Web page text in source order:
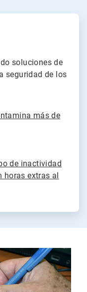
soluciones de
seguridad de los
más de
de inactividad
horas extras al